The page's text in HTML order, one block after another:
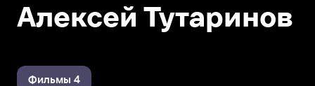
Алексей Тутаринов
Фильмы 4